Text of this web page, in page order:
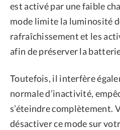
est activé par une faible
mode limite la luminosité
rafraîchissement et les
afin de préserver la
Toutefois, il interfère
normale d’inactivité,
s’éteindre complètement.
désactiver ce mode sur